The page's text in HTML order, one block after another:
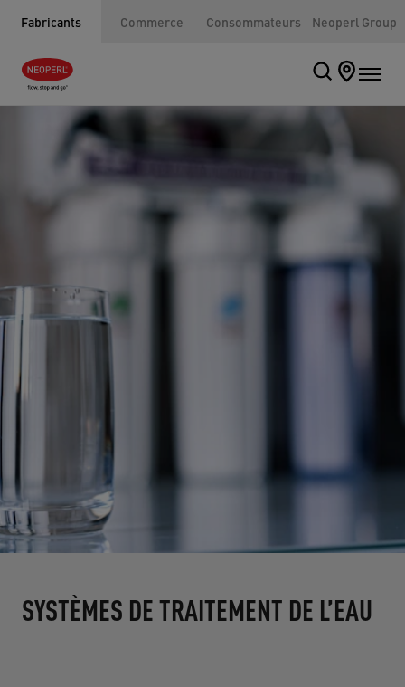
Fabricants Commerce Consommateurs Neoperl Group
SYSTÈMES DE TRAITEMENT DE L’EAU